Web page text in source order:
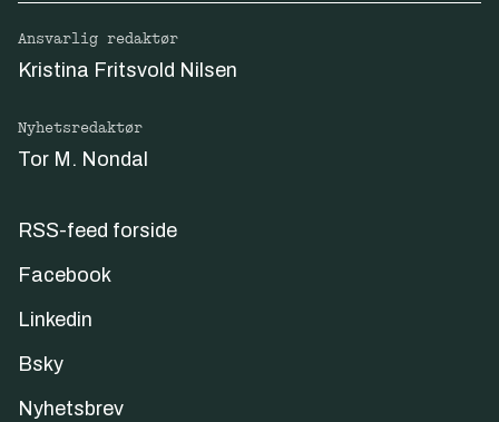
Ansvarlig redaktør
Kristina Fritsvold Nilsen
Nyhetsredaktør
Tor M. Nondal
RSS-feed forside
Facebook
Linkedin
Bsky
Nyhetsbrev